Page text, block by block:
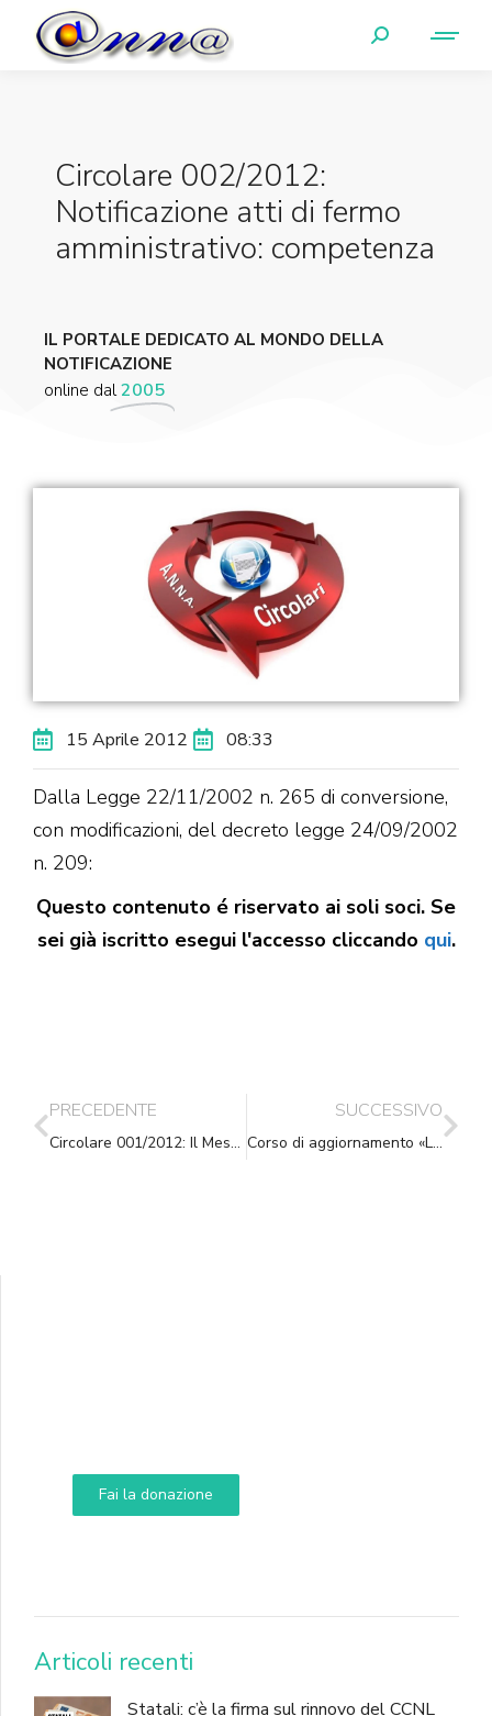
Circolare 002/2012:
Notificazione atti di fermo
amministrativo: competenza
IL PORTALE DEDICATO AL MONDO DELLA
NOTIFICAZIONE
online dal2005
15 Aprile 2012 08:33
Dalla Legge 22/11/2002 n. 265 di conversione,
con modificazioni, del decreto legge 24/09/2002
n. 209:
Questo contenuto é riservato ai soli soci. Se
sei già iscritto esegui l'accesso cliccando qui.
PRECEDENTE
Circolare 001/2012: Il Messo Comunale è competente alla notifica postale?
SUCCESSIVO
Corso di aggiornamento «La competenza del Messo Comunale alla notifica per posta» – Forlì 19.04.2012
Fai la donazione
DONA
Articoli recenti
Statali: c’è la firma sul rinnovo del CCNL